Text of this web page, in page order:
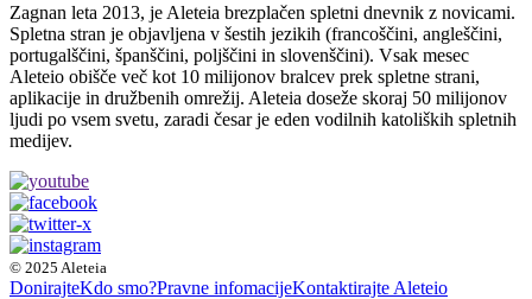
Zagnan leta 2013, je Aleteia brezplačen spletni dnevnik z novicami.
Spletna stran je objavljena v šestih jezikih (francoščini, angleščini,
portugalščini, španščini, poljščini in slovenščini). Vsak mesec
Aleteio obišče več kot 10 milijonov bralcev prek spletne strani,
aplikacije in družbenih omrežij. Aleteia doseže skoraj 50 milijonov
ljudi po vsem svetu, zaradi česar je eden vodilnih katoliških spletnih
medijev.
© 2025 Aleteia
DonirajteKdo smo?Pravne infomacijeKontaktirajte Aleteio